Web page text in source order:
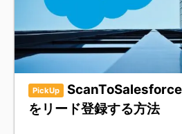
PickUp
をリード登録する方法